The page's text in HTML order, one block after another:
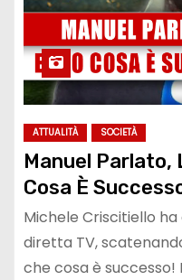
ATTUALITÀ SOCIETÀ
Manuel Parlato,
Cosa È
Michele Criscitiello
diretta TV,
che cosa è